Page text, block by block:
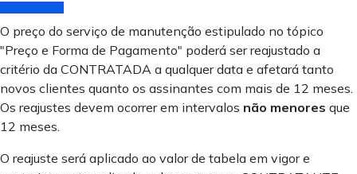
O preço do serviço de manutenção estipulado no tópico
"Preço e Forma de Pagamento" poderá ser reajustado a
critério da CONTRATADA a qualquer data e afetará tanto
novos clientes quanto os assinantes com mais de 12 meses.
Os reajustes devem ocorrer em intervalos não menores que
12 meses.
O reajuste será aplicado ao valor de tabela em vigor e